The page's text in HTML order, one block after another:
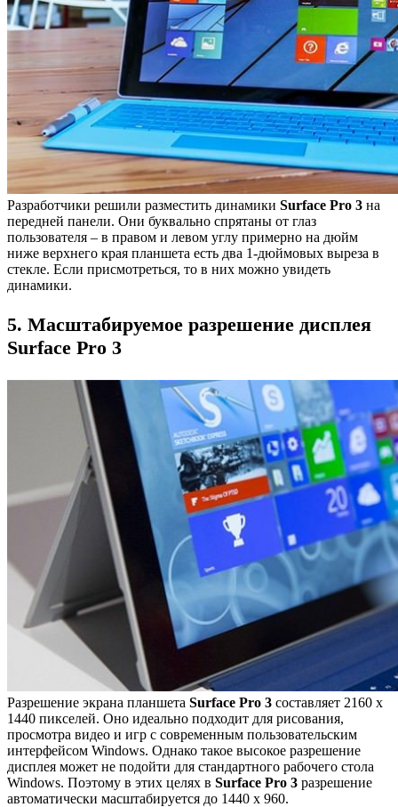
Разработчики решили разместить динамики Surface Pro 3 на
передней панели. Они буквально спрятаны от глаз
пользователя – в правом и левом углу примерно на дюйм
ниже верхнего края планшета есть два 1-дюймовых выреза в
стекле. Если присмотреться, то в них можно увидеть
динамики.
5. Масштабируемое разрешение дисплея
Surface Pro 3
Разрешение экрана планшета Surface Pro 3 составляет 2160 x
1440 пикселей. Оно идеально подходит для рисования,
просмотра видео и игр с современным пользовательским
интерфейсом Windows. Однако такое высокое разрешение
дисплея может не подойти для стандартного рабочего стола
Windows. Поэтому в этих целях в Surface Pro 3 разрешение
автоматически масштабируется до 1440 x 960.